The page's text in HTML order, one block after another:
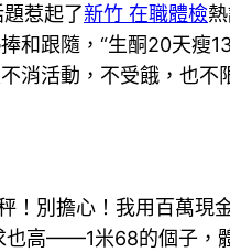
惹起了新竹 在職體檢
和跟隨，“生酮20天瘦
消活動，不受餓，也不
！別擔心！我用百萬
也高——1米68的個子，